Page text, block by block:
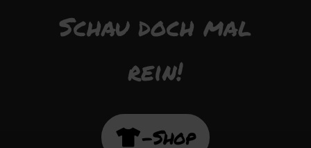
Schau doch mal
rein!
-Shop